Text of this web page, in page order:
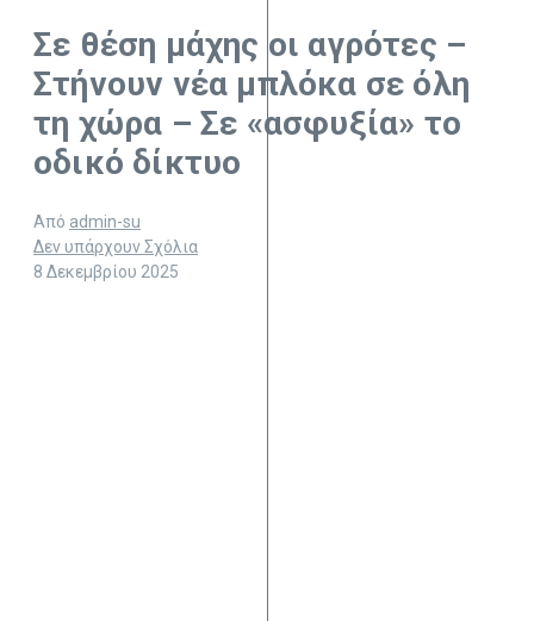
Σε θέση μάχης οι αγρότες –
Στήνουν νέα μπλόκα σε όλη
τη χώρα – Σε «ασφυξία» το
οδικό δίκτυο
Από admin-su
Δεν υπάρχουν Σχόλια
8 Δεκεμβρίου 2025